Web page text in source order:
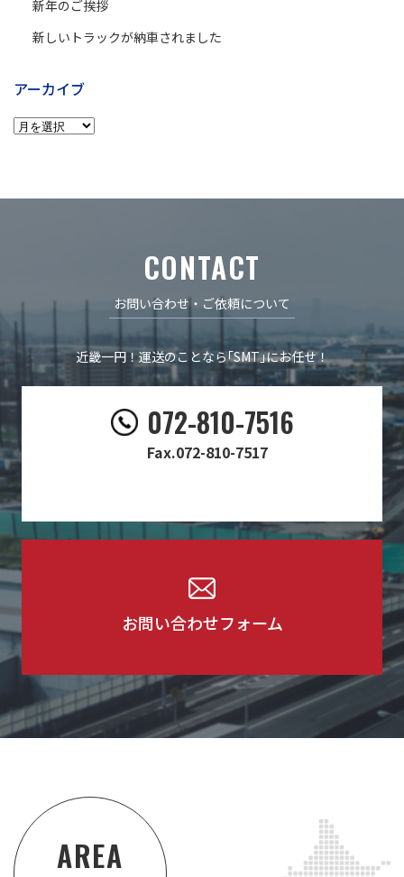
新年のご挨拶
新しいトラックが納車されました
アーカイブ
CONTACT
お問い合わせ・ご依頼について
近畿一円！運送のことなら｢SMT｣にお任せ！
​​072-810-7516
Fax.072-810-7517
お問い合わせフォーム
AREA